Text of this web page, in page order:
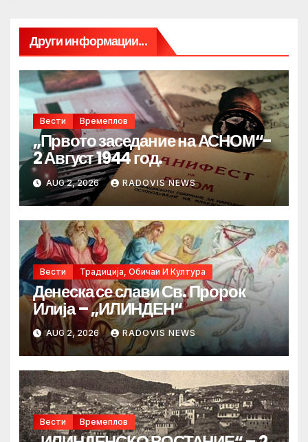
Други информации...
Вести Времеплов
„Првото заседание на АСНОМ“-
2 Август 1944 год.
AUG 2, 2026 RADOVIS NEWS
Вести Традиција, Обичаи И Култура
Денеска се слави Св. Пророк
Илија – „ИЛИНДЕН“
AUG 2, 2026 RADOVIS NEWS
Вести Времеплов